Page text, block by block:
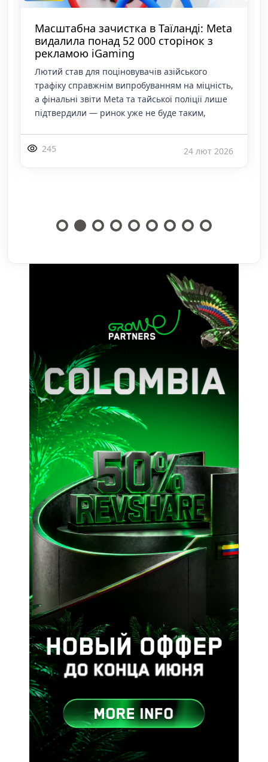
Meta відкриває глобальну рекламу в
Threads — новий етап монетизації
платформи
Тривалий час теми перебували у своєму
специфічному статусі — своєрідній «тихій
гавані» всередині імперії Цукерберга, де
аудиторія зростала шалено швидко (вже понад